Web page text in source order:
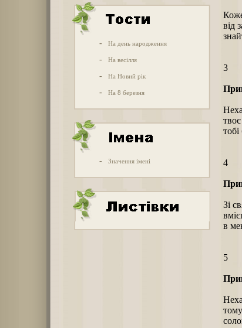
- На день народження
- На весілля
- На Новий рік
- На 8 березня
- Значення імені
від
3
4
Зі
в
5